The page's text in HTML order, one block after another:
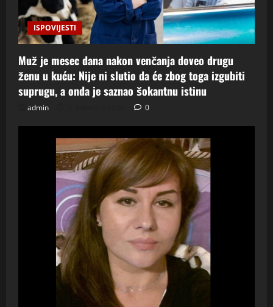
ISPOVIJESTI
Muž je mesec dana nakon venčanja doveo drugu
ženu u kuću: Nije ni slutio da će zbog toga izgubiti
suprugu, a onda je saznao šokantnu istinu
admin 0